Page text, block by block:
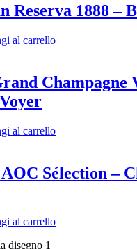
Reserva 1888 –
al carrello
Champagne
al carrello
Sélection –
al carrello